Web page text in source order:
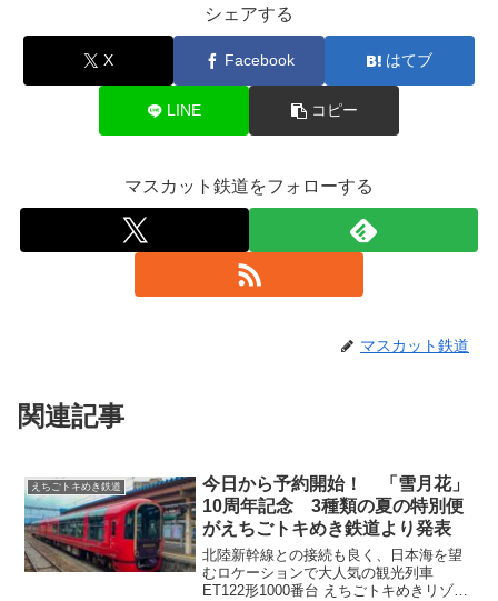
シェアする
X Facebook はてブ
LINE コピー
マスカット鉄道をフォローする
マスカット鉄道
関連記事
えちごトキめき鉄道
今日から予約開始！ 「雪月花」
10周年記念 3種類の夏の特別便
がえちごトキめき鉄道より発表
北陸新幹線との接続も良く、日本海を望
むロケーションで大人気の観光列車
ET122形1000番台 えちごトキめきリゾー